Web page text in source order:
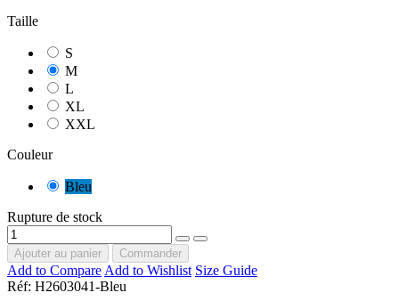
Taille
S
M
L
XL
XXL
Couleur
Bleu
Rupture de stock
Ajouter au panier Commander
Add to CompareAdd to Wishlist Size Guide
Réf: H2603041-Bleu